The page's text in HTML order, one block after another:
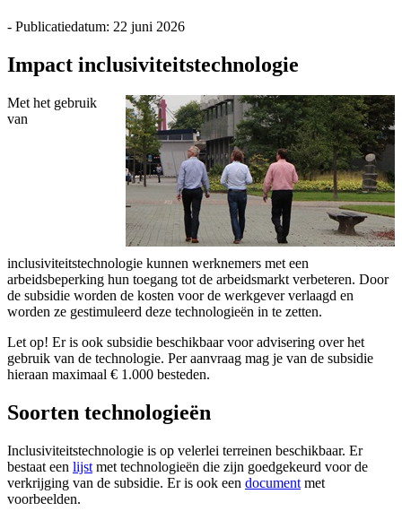
- Publicatiedatum: 22 juni 2026
Impact inclusiviteitstechnologie
Met het gebruik
van
inclusiviteitstechnologie kunnen werknemers met een
arbeidsbeperking hun toegang tot de arbeidsmarkt verbeteren. Door
de subsidie worden de kosten voor de werkgever verlaagd en
worden ze gestimuleerd deze technologieën in te zetten.
Let op! Er is ook subsidie beschikbaar voor advisering over het
gebruik van de technologie. Per aanvraag mag je van de subsidie
hieraan maximaal € 1.000 besteden.
Soorten technologieën
Inclusiviteitstechnologie is op velerlei terreinen beschikbaar. Er
bestaat een lijst met technologieën die zijn goedgekeurd voor de
verkrijging van de subsidie. Er is ook een document met
voorbeelden.